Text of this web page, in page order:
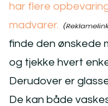
har flere
madvarer.
finde den ønskede
og tjekke hvert
Derudover er
De kan både